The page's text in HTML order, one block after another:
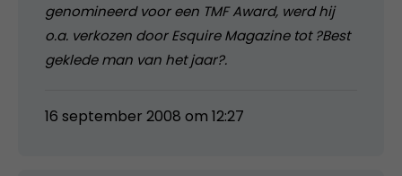
genomineerd voor een TMF Award, werd hij
o.a. verkozen door Esquire Magazine tot ?Best
geklede man van het jaar?.
16 september 2008 om 12:27